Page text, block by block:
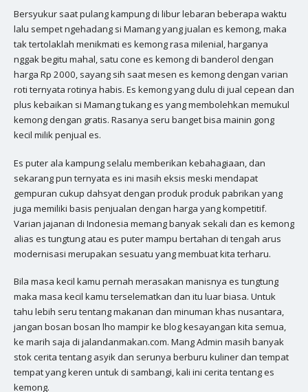
Bersyukur saat pulang kampung di libur lebaran beberapa waktu
lalu sempet ngehadang si Mamang yang jualan es kemong, maka
tak tertolaklah menikmati es kemong rasa milenial, harganya
nggak begitu mahal, satu cone es kemong di banderol dengan
harga Rp 2000, sayang sih saat mesen es kemong dengan varian
roti ternyata rotinya habis. Es kemong yang dulu di jual cepean dan
plus kebaikan si Mamang tukang es yang membolehkan memukul
kemong dengan gratis. Rasanya seru banget bisa mainin gong
kecil milik penjual es.
Es puter ala kampung selalu memberikan kebahagiaan, dan
sekarang pun ternyata es ini masih eksis meski mendapat
gempuran cukup dahsyat dengan produk produk pabrikan yang
juga memiliki basis penjualan dengan harga yang kompetitif.
Varian jajanan di Indonesia memang banyak sekali dan es kemong
alias es tungtung atau es puter mampu bertahan di tengah arus
modernisasi merupakan sesuatu yang membuat kita terharu.
Bila masa kecil kamu pernah merasakan manisnya es tungtung
maka masa kecil kamu terselematkan dan itu luar biasa. Untuk
tahu lebih seru tentang makanan dan minuman khas nusantara,
jangan bosan bosan lho mampir ke blog kesayangan kita semua,
ke marih saja di jalandanmakan.com. Mang Admin masih banyak
stok cerita tentang asyik dan serunya berburu kuliner dan tempat
tempat yang keren untuk di sambangi, kali ini cerita tentang es
kemong.